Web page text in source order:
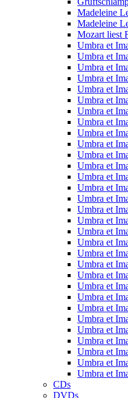
Madeleine
Madeleine
Mozart liest
Umbra et
Umbra et
Umbra et
Umbra et
Umbra et
Umbra et
Umbra et
Umbra et
Umbra et
Umbra et
Umbra et
Umbra et
Umbra et
Umbra et
Umbra et
Umbra et
Umbra et
Umbra et
Umbra et
Umbra et
Umbra et
Umbra et
Umbra et
Umbra et
Umbra et
Umbra et
Umbra et
Umbra et
Umbra et
Umbra et
Umbra et
CDs
DVDs